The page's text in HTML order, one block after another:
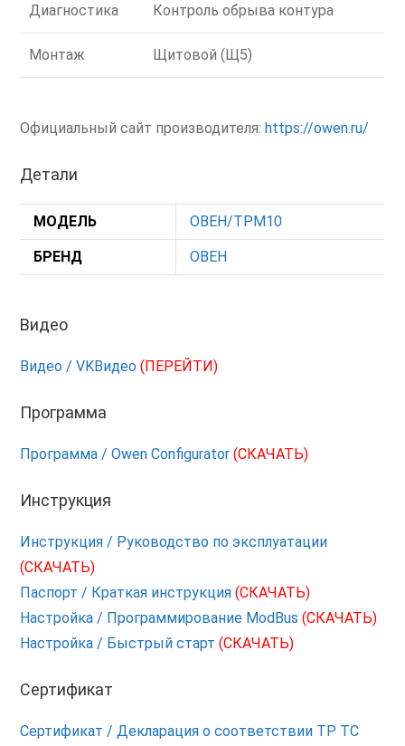
Диагностика Контроль обрыва контура
Монтаж Щитовой (Щ5)
Официальный сайт производителя:https://owen.ru/
Детали
МОДЕЛЬ ОВЕН/ТРМ10
БРЕНД ОВЕН
Видео
Видео / VKВидео(ПЕРЕЙТИ)
Программа
Программа / Owen Configurator (СКАЧАТЬ)
Инструкция
Инструкция / Руководство по эксплуатации
(СКАЧАТЬ)
Паспорт / Краткая инструкция(СКАЧАТЬ)
Настройка / Программирование ModBus(СКАЧАТЬ)
Настройка / Быстрый старт(СКАЧАТЬ)
Сертификат
Сертификат / Декларация о соответствии ТР ТС